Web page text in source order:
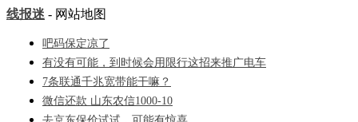
线报迷 - 网站地图
吧码保定凉了
有没有可能，到时候会用限行这招来推广电车
7条联通千兆宽带能干嘛？
微信还款 山东农信1000-10